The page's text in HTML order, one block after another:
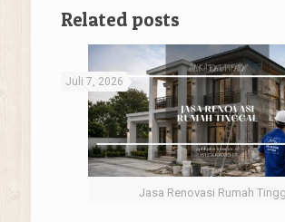
Related posts
Jasa Renovasi Rumah
Juli 7, 2026